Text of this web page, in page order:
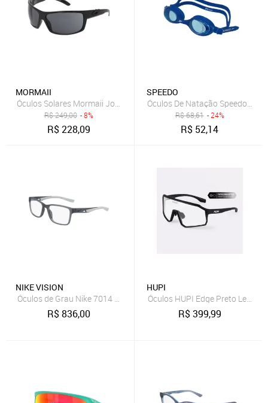
MORMAII
Óculos Solares Mormaii Joaca Preto
R$249,00 - 8%
R$228,09
SPEEDO
Óculos De Natação Speedo Izy
R$68,61 - 24%
R$ 52,14
NIKE VISION
Óculos de Grau Nike 7014 Matte Dark Grey
R$836,00
HUPI
Óculos HUPI Edge Preto Lente
R$399,99